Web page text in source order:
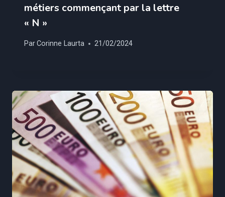
métiers commençant par la lettre
« N »
ParCorinne Laurta 21/02/2024